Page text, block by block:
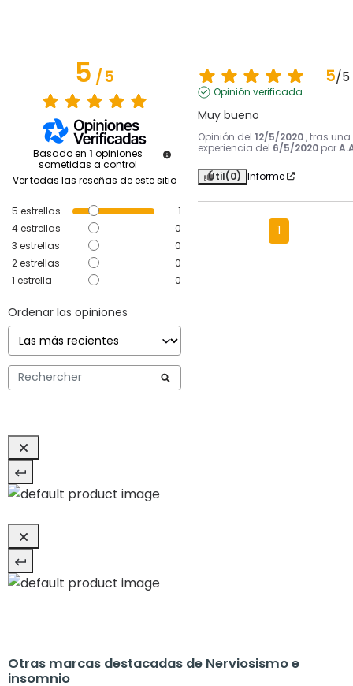
5/5
Basado en 1 opiniones
sometidas a control
Ver todas las reseñas de este sitio
5 estrellas
1
4estrellas
0
3 estrellas
0
2estrellas
0
1 estrella 0
Ordenar las opiniones
5/5
Opinión verificada
Muy bueno
Opinión del 12/5/2020 , tras una
experiencia del 6/5/2020 por
Útil(0) Informe
1
Otras marcas destacadas de Nerviosismo e
insomnio